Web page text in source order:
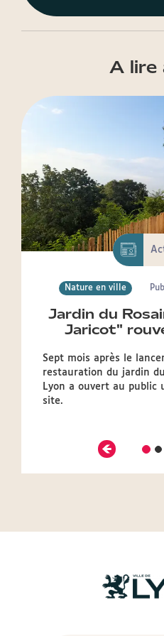
A lire
Jardin du
Jaricot"
Nature en ville
Sept mois après le
restauration du jardin
Lyon a ouvert au public
site.
Précédent